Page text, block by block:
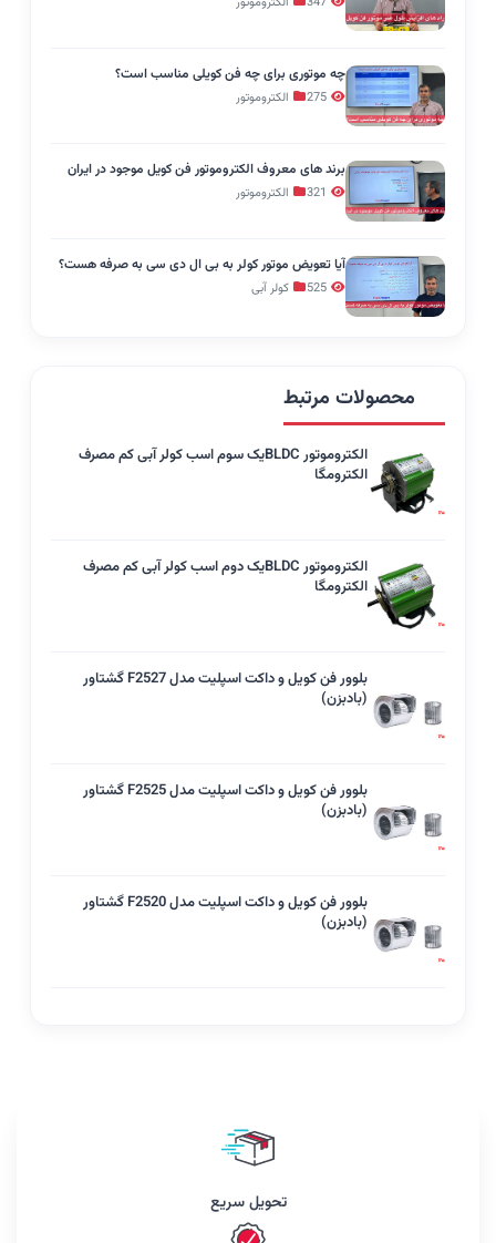
چه موتوری برای چه فن کویلی مناسب است؟
الکتروموتور
برند های معروف الکتروموتور فن کویل موجود در ایران
الکتروموتور
آیا تعویض موتور کولر به بی ال دی سی به صرفه هست؟
کولر آبی
محصولات مرتبط
الکتروموتور BLDCیک سوم اسب کولر آبی کم مصرف
الکترومگا
الکتروموتور BLDCیک دوم اسب کولر آبی کم مصرف
الکترومگا
بلوور فن کویل و داکت اسپلیت مدل F2527 گشتاور
(بادبزن)
بلوور فن کویل و داکت اسپلیت مدل F2525 گشتاور
(بادبزن)
بلوور فن کویل و داکت اسپلیت مدل F2520 گشتاور
(بادبزن)
تحویل سریع